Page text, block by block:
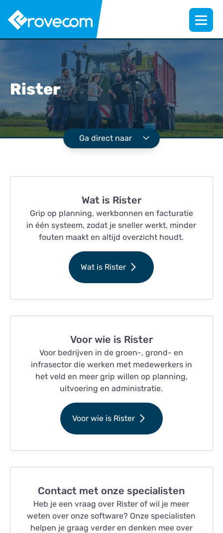
Rister
Ga direct naar
Wat is Rister
Grip op planning, werkbonnen en facturatie
in één systeem, zodat je sneller werkt, minder
fouten maakt en altijd overzicht houdt.
Wat is Rister
Voor wie is Rister
Voor bedrijven in de groen-, grond- en
infrasector die werken met medewerkers in
het veld en meer grip willen op planning,
uitvoering en administratie.
Voor wie is Rister
Contact met onze specialisten
Heb je een vraag over Rister of wil je meer
weten over onze software? Onze specialisten
helpen je graag verder en denken mee over